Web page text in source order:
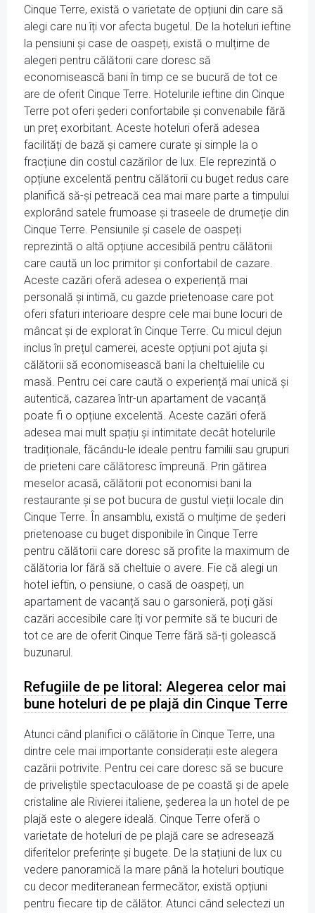
Cinque Terre, există o varietate de opțiuni din care să
alegi care nu îți vor afecta bugetul. De la hoteluri ieftine
la pensiuni și case de oaspeți, există o mulțime de
alegeri pentru călătorii care doresc să
economisească bani în timp ce se bucură de tot ce
are de oferit Cinque Terre. Hotelurile ieftine din Cinque
Terre pot oferi șederi confortabile și convenabile fără
un preț exorbitant. Aceste hoteluri oferă adesea
facilități de bază și camere curate și simple la o
fracțiune din costul cazărilor de lux. Ele reprezintă o
opțiune excelentă pentru călătorii cu buget redus care
planifică să-și petreacă cea mai mare parte a timpului
explorând satele frumoase și traseele de drumeție din
Cinque Terre. Pensiunile și casele de oaspeți
reprezintă o altă opțiune accesibilă pentru călătorii
care caută un loc primitor și confortabil de cazare.
Aceste cazări oferă adesea o experiență mai
personală și intimă, cu gazde prietenoase care pot
oferi sfaturi interioare despre cele mai bune locuri de
mâncat și de explorat în Cinque Terre. Cu micul dejun
inclus în prețul camerei, aceste opțiuni pot ajuta și
călătorii să economisească bani la cheltuielile cu
masă. Pentru cei care caută o experiență mai unică și
autentică, cazarea într-un apartament de vacanță
poate fi o opțiune excelentă. Aceste cazări oferă
adesea mai mult spațiu și intimitate decât hotelurile
tradiționale, făcându-le ideale pentru familii sau grupuri
de prieteni care călătoresc împreună. Prin gătirea
meselor acasă, călătorii pot economisi bani la
restaurante și se pot bucura de gustul vieții locale din
Cinque Terre. În ansamblu, există o mulțime de șederi
prietenoase cu buget disponibile în Cinque Terre
pentru călătorii care doresc să profite la maximum de
călătoria lor fără să cheltuie o avere. Fie că alegi un
hotel ieftin, o pensiune, o casă de oaspeți, un
apartament de vacanță sau o garsonieră, poți găsi
cazări accesibile care îți vor permite să te bucuri de
tot ce are de oferit Cinque Terre fără să-ți golească
buzunarul.
Refugiile de pe litoral: Alegerea celor mai
bune hoteluri de pe plajă din Cinque Terre
Atunci când planifici o călătorie în Cinque Terre, una
dintre cele mai importante considerații este alegera
cazării potrivite. Pentru cei care doresc să se bucure
de priveliștile spectaculoase de pe coastă și de apele
cristaline ale Rivierei italiene, șederea la un hotel de pe
plajă este o alegere ideală. Cinque Terre oferă o
varietate de hoteluri de pe plajă care se adresează
diferitelor preferințe și bugete. De la stațiuni de lux cu
vedere panoramică la mare până la hoteluri boutique
cu decor mediteranean fermecător, există opțiuni
pentru fiecare tip de călător. Atunci când selectezi un